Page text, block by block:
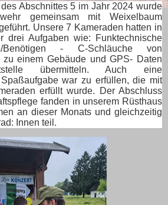
Abschnittes 5 im Jahr 2024 wurde
gemeinsam mit Weixelbaum
Unsere 7 Kameraden hatten in
drei Aufgaben wie: Funktechnische
Benötigen - C-Schläuche von
zu einem Gebäude und GPS- Daten
übermitteln. Auch eine
war zu erfüllen, die mit
erfüllt wurde. Der Abschluss
fanden in unserem Rüsthaus
an dieser Monats und gleichzeitig
Innen teil.